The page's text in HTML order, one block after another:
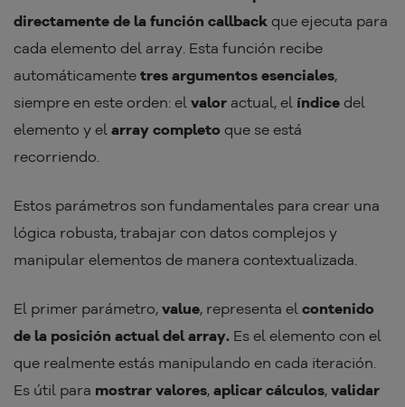
directamente de la función callback que ejecuta para
cada elemento del array. Esta función recibe
automáticamente tres argumentos esenciales,
siempre en este orden: el valor actual, el índice del
elemento y el array completo que se está
recorriendo.
Estos parámetros son fundamentales para crear una
lógica robusta, trabajar con datos complejos y
manipular elementos de manera contextualizada.
El primer parámetro, value, representa el contenido
de la posición actual del array. Es el elemento con el
que realmente estás manipulando en cada iteración.
Es útil para mostrar valores, aplicar cálculos, validar